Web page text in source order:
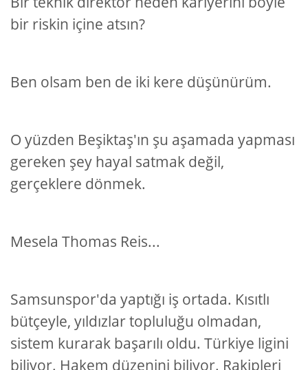
bir riskin içine atsın?
Ben olsam ben de iki kere düşünürüm.
O yüzden Beşiktaş'ın şu aşamada yapması
gereken şey hayal satmak değil,
gerçeklere dönmek.
Mesela Thomas Reis...
Samsunspor'da yaptığı iş ortada. Kısıtlı
bütçeyle, yıldızlar topluluğu olmadan,
sistem kurarak başarılı oldu. Türkiye ligini
biliyor. Hakem düzenini biliyor. Rakipleri